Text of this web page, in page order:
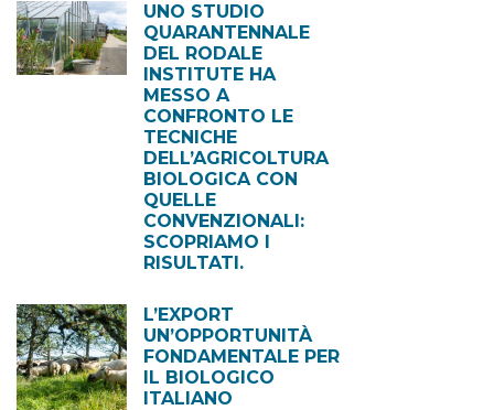
UNO STUDIO
QUARANTENNALE
DEL RODALE
INSTITUTE HA
MESSO A
CONFRONTO LE
TECNICHE
DELL’AGRICOLTURA
BIOLOGICA CON
QUELLE
CONVENZIONALI:
SCOPRIAMO I
RISULTATI.
L’EXPORT
UN’OPPORTUNITÀ
FONDAMENTALE PER
IL BIOLOGICO
ITALIANO